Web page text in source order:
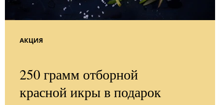
АКЦИЯ
250 грамм отборной
красной икры в подарок